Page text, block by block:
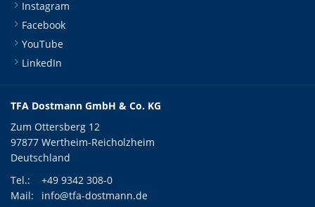
Instagram
Facebook
YouTube
LinkedIn
TFA Dostmann GmbH & Co. KG
Zum Ottersberg 12
97877 Wertheim-Reicholzheim
Deutschland
Tel.:
+49 9342 308-0
Mail:
info@tfa-dostmann.de